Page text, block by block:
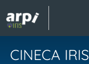
CINECA IRIS